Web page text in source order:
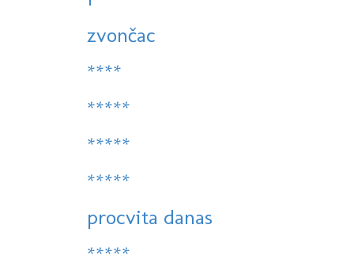
zvončac
****
*****
*****
*****
procvita danas
*****